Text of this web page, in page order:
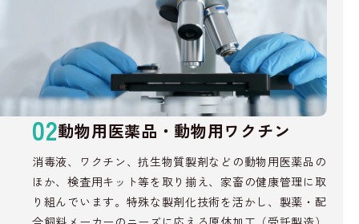
02動物用医薬品・動物用ワクチン
消毒液、ワクチン、抗生物質製剤などの動物用医薬品の
ほか、検査用キット等を取り揃え、家畜の健康管理に取
り組んでいます。特殊な製剤化技術を活かし、製薬・配